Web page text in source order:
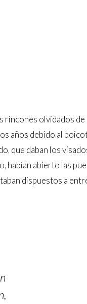
rincones olvidados
años debido al
que daban los
habían abierto las
dispuestos a